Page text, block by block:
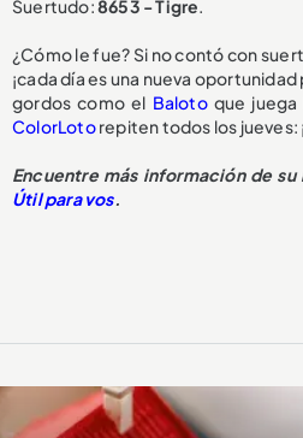
Suertudo:8653 - Tigre.
¿Cómo le fue? Si no contó con
¡cada día es una nueva
gordos como el Balotoque juega
ColorLotorepiten todos los jueves:
Encuentre más información de
Útil para vos.